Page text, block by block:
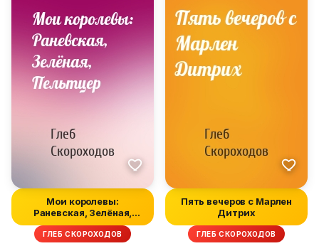
Мои королевы:
Раневская, Зелёная,
Пельтцер
ГЛЕБ СКОРОХОДОВ
Пять вечеров с Марлен
Дитрих
ГЛЕБ СКОРОХОДОВ